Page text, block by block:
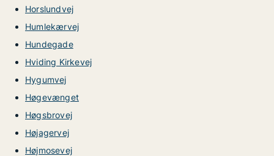
Horslundvej
Humlekærvej
Hundegade
Hviding Kirkevej
Hygumvej
Høgevænget
Høgsbrovej
Højagervej
Højmosevej